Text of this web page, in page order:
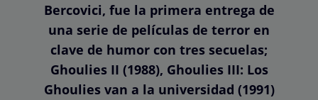
Bercovici, fue la primera entrega de
una serie de películas de terror en
clave de humor con tres secuelas;
Ghoulies II (1988), Ghoulies III: Los
Ghoulies van a la universidad (1991)